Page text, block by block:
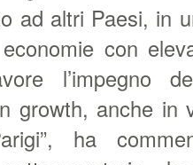
ad altri Paesi, in
con
l’impegno
growth, anche in
ha